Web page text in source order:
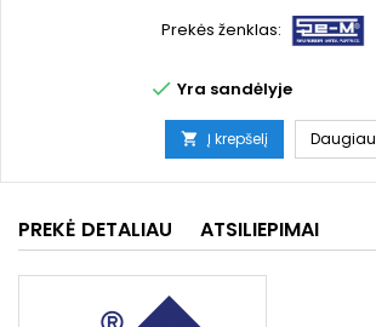
Prekės ženklas:
 Yra sandėlyje
 Į krepšelį Daugiau
PREKĖ DETALIAU ATSILIEPIMAI